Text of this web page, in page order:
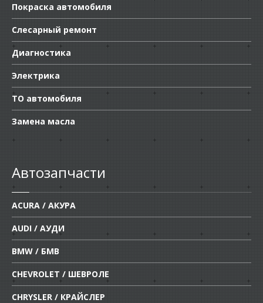
Покраска автомобиля
Слесарный ремонт
Диагностика
Электрика
ТО автомобиля
Замена масла
Автозапчасти
ACURA / АКУРА
AUDI / АУДИ
BMW / БМВ
CHEVROLET / ШЕВРОЛЕ
CHRYSLER / КРАЙСЛЕР